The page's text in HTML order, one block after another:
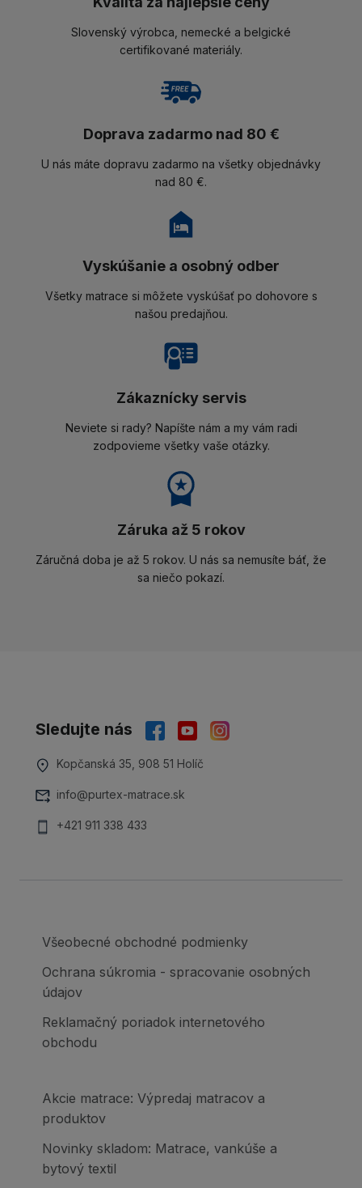
Slovenský výrobca, nemecké a belgické
certifikované materiály.
Doprava zadarmo nad 80 €
U nás máte dopravu zadarmo na všetky objednávky
nad 80 €.
Vyskúšanie a osobný odber
Všetky matrace si môžete vyskúšať po dohovore s
našou predajňou.
Zákaznícky servis
Neviete si rady? Napíšte nám a my vám radi
zodpovieme všetky vaše otázky.
Záruka až 5 rokov
Záručná doba je až 5 rokov. U nás sa nemusíte báť, že
sa niečo pokazí.
Sledujte nás
Kopčanská 35, 908 51 Holíč
info@purtex-matrace.sk
+421 911 338 433
Všeobecné obchodné podmienky
Ochrana súkromia - spracovanie osobných
údajov
Reklamačný poriadok internetového
obchodu
Akcie matrace: Výpredaj matracov a
produktov
Novinky skladom: Matrace, vankúše a
bytový textil